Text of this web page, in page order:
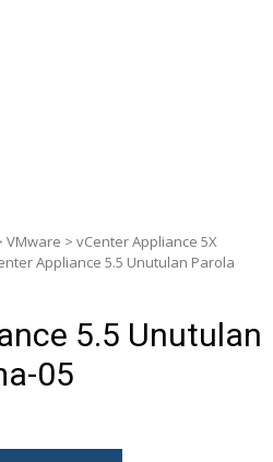
VMware > vCenter Appliance 5X
Appliance 5.5 Unutulan Parola
5.5 Unutulan
05